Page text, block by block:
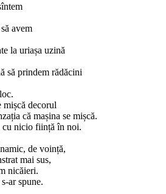
avem
la uriașa uzină
să prindem rădăcini
decorul
că mașina se mișcă.
cu nicio ființă în noi.
de voință,
mai sus,
nicăieri.
ar spune.